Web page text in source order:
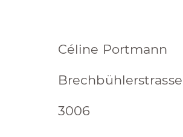
Céline Portmann
3006